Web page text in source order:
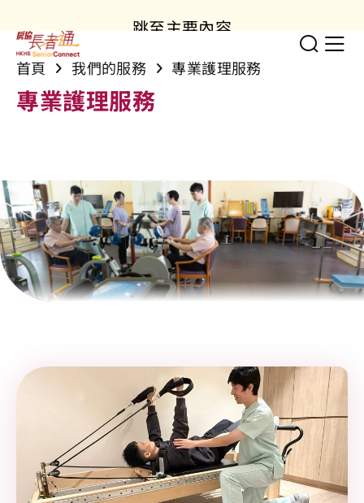
跳至主要內容
切換
顯
首頁 我們的服務 專業護理服務
專業護理服務